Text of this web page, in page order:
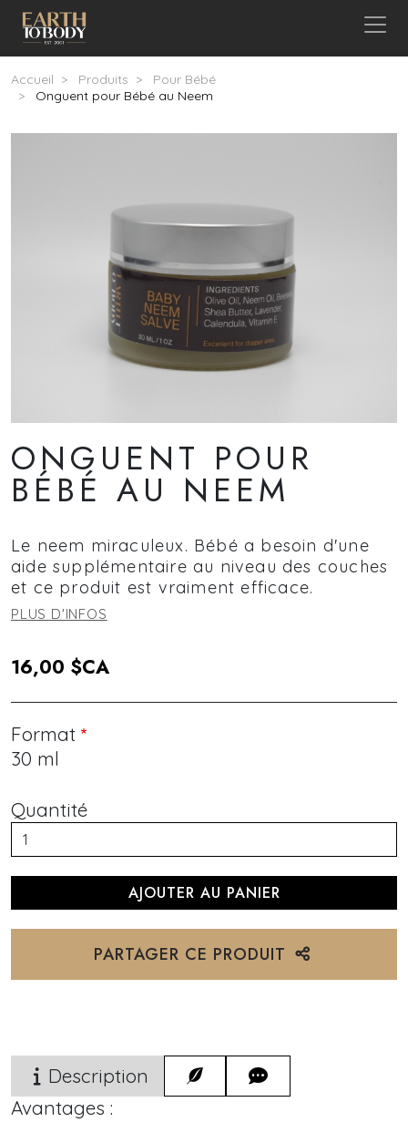
Aller au contenu principal
Fil d'Ariane
Accueil Produits
Pour Bébé
Onguent pour Bébé au Neem
ONGUENT POUR
BÉBÉ AU NEEM
Le neem miraculeux. Bébé a besoin d'une
aide supplémentaire au niveau des couches
et ce produit est vraiment efficace.
PLUS D'INFOS
16,00 $CA
Format
30 ml
Quantité
PARTAGER CE PRODUIT
Description
Avantages :